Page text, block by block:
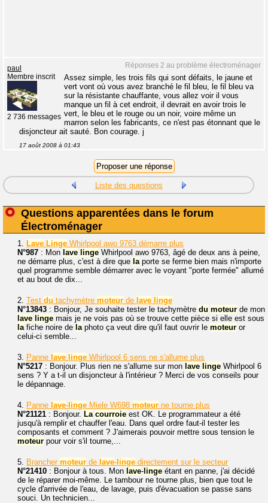
Réponses 2 au problème électroménager
paul
Membre inscrit
2 736 messages
Assez simple, les trois fils qui sont défaits, le jaune et
vert vont où vous avez branché le fil bleu, le fil bleu va
sur la résistante chauffante, vous allez voir il vous
manque un fil à cet endroit, il devrait en avoir trois le
vert, le bleu et le rouge ou un noir, voire même un
marron selon les fabricants, ce n'est pas étonnant que le
disjoncteur ait sauté. Bon courage. j
17 août 2008 à 01:43
Liste des questions
Questions apparentées dans le forum
Électroménager
1. Lave Linge Whirlpool awo 9763 démarre plus
N°987 : Mon lave linge Whirlpool awo 9763, âgé de deux ans à peine,
ne démarre plus, c'est à dire que laporte se ferme bien mais n'importe
quel programme semble démarrer avec le voyant "porte fermée" allumé
et au bout de dix...
2. Test du tachymètre moteur de lave linge
N°13843 : Bonjour, Je souhaite tester le tachymètre du moteur de mon
lave linge mais je ne vois pas où se trouve cette pièce si elle est sous
lafiche noire de laphoto ça veut dire qu'il faut ouvrir le moteur or
celui-ci semble...
3. Panne lave linge Whirlpool 6 sens ne s'allume plus
N°5217 : Bonjour. Plus rien ne s'allume sur mon lave linge Whirlpool 6
sens ? Y a t-il un disjoncteur à l'intérieur ? Merci de vos conseils pour
le dépannage.
4. Panne lave- linge Miele W698 moteur ne tourne plus
N°21121 : Bonjour. La courroie est OK. Le programmateur a été
jusqu'à remplir et chauffer l'eau. Dans quel ordre faut-il tester les
composants et comment ? J'aimerais pouvoir mettre sous tension le
moteur pour voir s'il tourne,...
5. Brancher moteur de lave- linge directement sur le secteur
N°21410 : Bonjour à tous. Mon lave- linge étant en panne, j'ai décidé
de le réparer moi-même. Le tambour ne tourne plus, bien que tout le
cycle d'arrivée de l'eau, de lavage, puis d'évacuation se passe sans
souci. Un technicien...